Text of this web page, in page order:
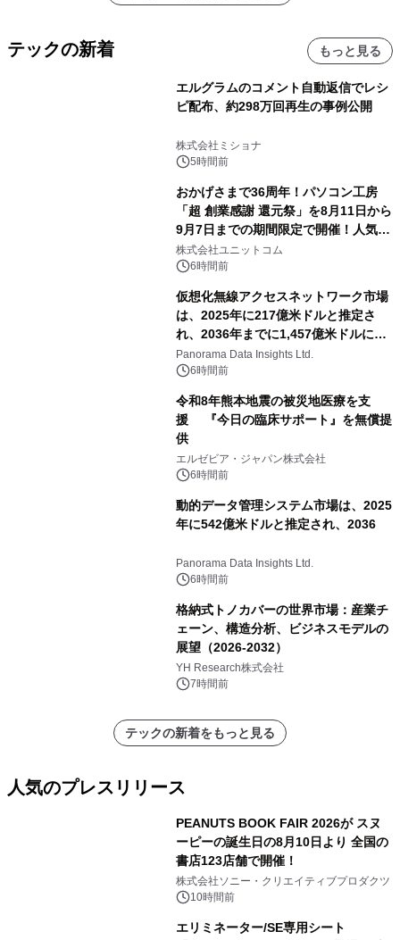
テックの新着 もっと見る
エルグラムのコメント自動返信でレシ
ピ配布、約298万回再生の事例公開
株式会社ミショナ
5時間前
おかげさまで36周年！パソコン工房
「超 創業感謝 還元祭」を8月11日から
9月7日までの期間限定で開催！人気の
ゲーミングPCや高性能ノートPCなど
対象iiyama PCのご購入で最大3万円分
株式会社ユニットコム
6時間前
仮想化無線アクセスネットワーク市場
は、2025年に217億米ドルと推定さ
れ、2036年までに1,457億米ドルに達
すると予測されており、予測期間
（2026年～2036年）
Panorama Data Insights Ltd.
6時間前
令和8年熊本地震の被災地医療を支
援 『今日の臨床サポート』を無償提
供
エルゼビア・ジャパン株式会社
6時間前
動的データ管理システム市場は、2025
年に542億米ドルと推定され、2036
Panorama Data Insights Ltd.
6時間前
格納式トノカバーの世界市場：産業チ
ェーン、構造分析、ビジネスモデルの
展望（2026-2032）
YH Research株式会社
7時間前
テックの新着をもっと見る
人気のプレスリリース
PEANUTS BOOK FAIR 2026が スヌ
ーピーの誕生日の8月10日より 全国の
書店123店舗で開催！
株式会社ソニー・クリエイティブプロダクツ
10時間前
エリミネーター/SE専用シート